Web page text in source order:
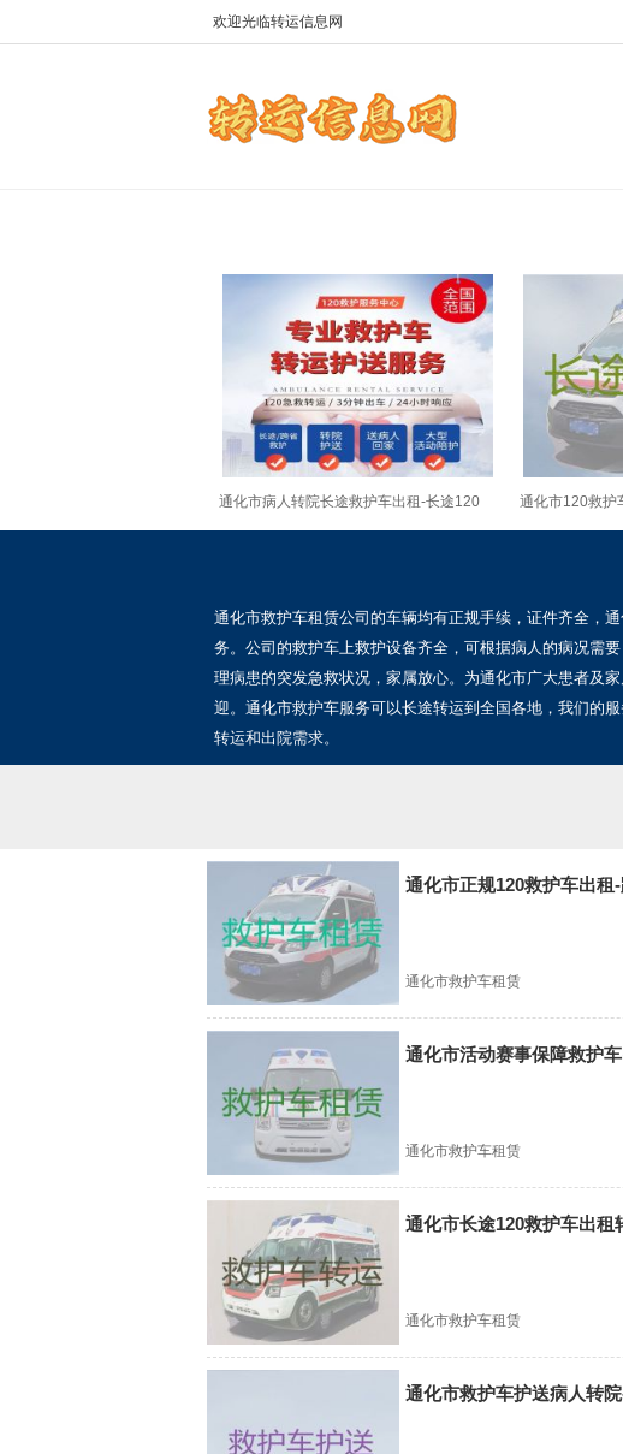
欢迎光临转运信息网
通化市病人转院长途救护车出租-长途120
救护车护送，24小时在线电话
通化市120救护
护车转运收费
通化市救护车租赁公司的车辆均有正规手续，证件齐全，
务。公司的救护车上救护设备齐全，可根据病人的病况需
理病患的突发急救状况，家属放心。为通化市广大患者及
迎。通化市救护车服务可以长途转运到全国各地，我们的
转运和出院需求。
通化市正规120救护车出租
通化市救护车租赁
通化市活动赛事保障救护
通化市救护车租赁
通化市长途120救护车出
通化市救护车租赁
通化市救护车护送病人转